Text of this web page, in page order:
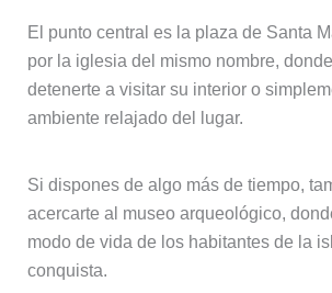
El punto central es la plaza de Santa
por la iglesia del mismo nombre,
detenerte a visitar su interior o
ambiente relajado del lugar.
Si dispones de algo más de tiempo,
acercarte al museo arqueológico,
modo de vida de los habitantes de la
conquista.